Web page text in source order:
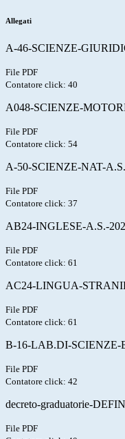
Allegati
A-46-SCIENZE-
File PDF
Contatore click: 40
A048-SCIENZE-
File PDF
Contatore click: 54
A-50-SCIENZE-NAT-
File PDF
Contatore click: 37
AB24-INGLESE-A.S.-
File PDF
Contatore click: 61
AC24-LINGUA-
File PDF
Contatore click: 61
B-16-LAB.DI-SCIENZE-
File PDF
Contatore click: 42
decreto-graduatorie-
File PDF